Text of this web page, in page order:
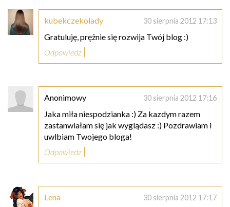
kubekczekolady 30 sierpnia 2012 17:13
Gratuluję, prężnie się rozwija Twój blog :)
Odpowiedz
Anonimowy 30 sierpnia 2012 17:16
Jaka miła niespodzianka :) Za kazdym razem
zastanwiałam się jak wyglądasz :) Pozdrawiam i
uwlbiam Twojego bloga!
Odpowiedz
Lena 30 sierpnia 2012 17:17